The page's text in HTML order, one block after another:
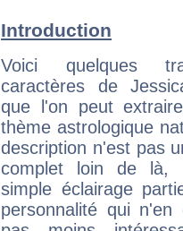
Introduction
Voici quelques
caractères de
que l'on peut
thème astrologique
description n'est pas
complet loin de là,
simple éclairage
personnalité qui n'en